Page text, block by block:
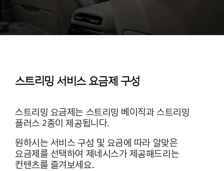
스트리밍 서비스 요금제 구성
스트리밍 요금제는 스트리밍 베이직과 스트리밍
플러스 2종이 제공됩니다.
원하시는 서비스 구성 및 요금에 따라 알맞은
요금제를 선택하여 제네시스가 제공해드리는
컨텐츠를 즐겨보세요.